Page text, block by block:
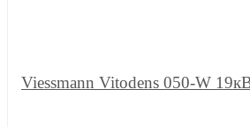
Viessmann Vitodens 050-W